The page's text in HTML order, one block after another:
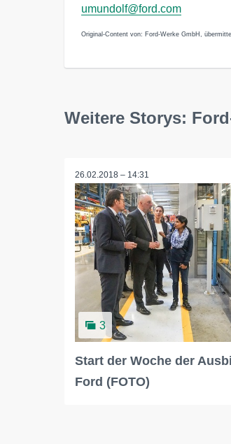
umundolf@ford.com
Original-Content von: Ford-Werke GmbH,
Weitere Storys:
26.02.2018 – 14:31
3
Start der Woche der
Ford (FOTO)